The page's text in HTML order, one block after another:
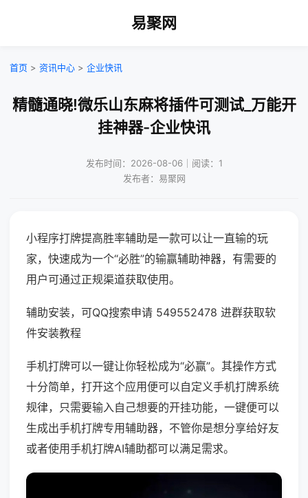
易聚网
首页 > 资讯中心 > 企业快讯
精髓通晓!微乐山东麻将插件可测试_万能开
挂神器-企业快讯
发布时间：2026-08-06｜阅读：1
发布者：易聚网
小程序打牌提高胜率辅助是一款可以让一直输的玩
家，快速成为一个“必胜”的输赢辅助神器，有需要的
用户可通过正规渠道获取使用。
辅助安装，可QQ搜索申请 549552478 进群获取软
件安装教程
手机打牌可以一键让你轻松成为“必赢”。其操作方式
十分简单，打开这个应用便可以自定义手机打牌系统
规律，只需要输入自己想要的开挂功能，一键便可以
生成出手机打牌专用辅助器，不管你是想分享给好友
或者使用手机打牌AI辅助都可以满足需求。